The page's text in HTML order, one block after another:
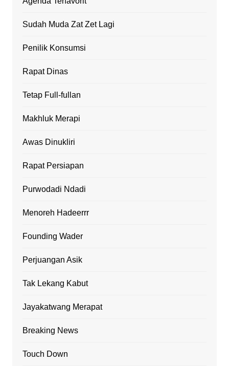
Sudah Muda Zat Zet Lagi
Penilik Konsumsi
Rapat Dinas
Tetap Full-fullan
Makhluk Merapi
Awas Dinukliri
Rapat Persiapan
Purwodadi Ndadi
Menoreh Hadeerrr
Founding Wader
Perjuangan Asik
Tak Lekang Kabut
Jayakatwang Merapat
Breaking News
Touch Down